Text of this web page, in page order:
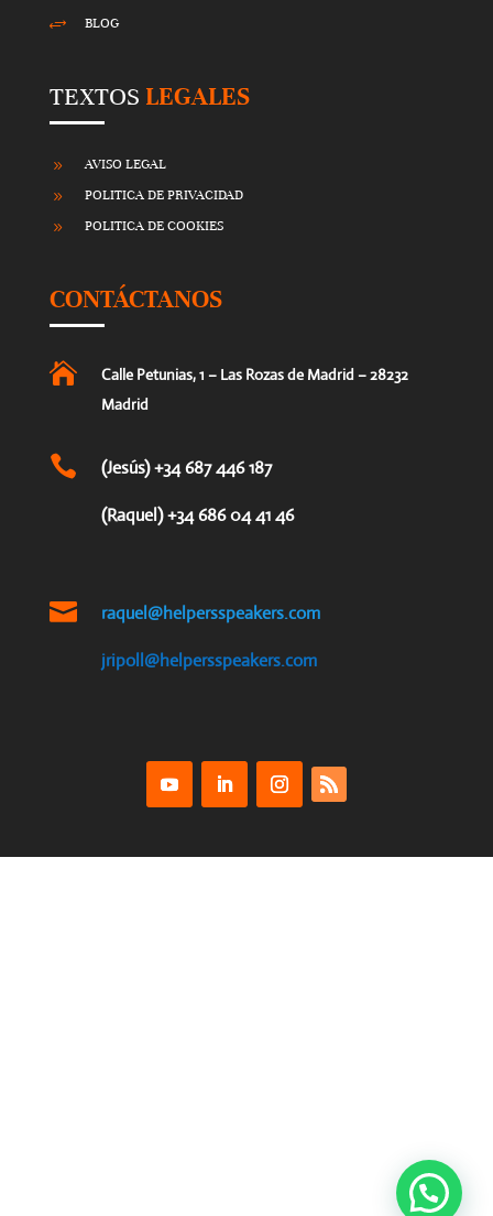
+ BLOG
TEXTOS LEGALES
9 AVISO LEGAL
9 POLITICA DE PRIVACIDAD
9 POLITICA DE COOKIES
CONTÁCTANOS

Calle Petunias, 1 – Las Rozas de Madrid – 28232
Madrid
 (Jesús) +34 687 446 187
(Raquel) +34 686 04 41 46
 raquel@helpersspeakers.com
jripoll@helpersspeakers.com